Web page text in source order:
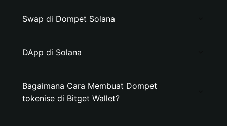
Swap di Dompet Solana
DApp di Solana
Bagaimana Cara Membuat Dompet
tokenise di Bitget Wallet?